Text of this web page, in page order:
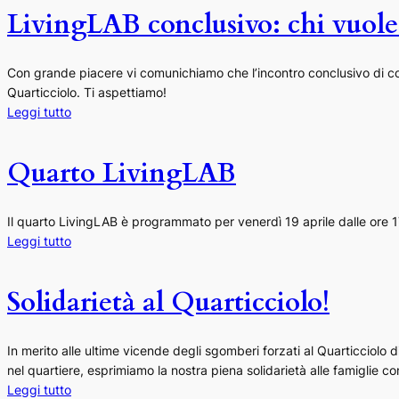
LivingLAB conclusivo: chi
Con grande piacere vi comunichiamo che l’incontro conclusivo di
Quarticciolo. Ti aspettiamo!
Leggi tutto
Quarto LivingLAB
Il quarto LivingLAB è programmato per venerdì 19 aprile dalle ore
Leggi tutto
Solidarietà al Quarticciolo!
In merito alle ultime vicende degli sgomberi forzati al
nel quartiere, esprimiamo la nostra piena solidarietà alle famiglie
Leggi tutto